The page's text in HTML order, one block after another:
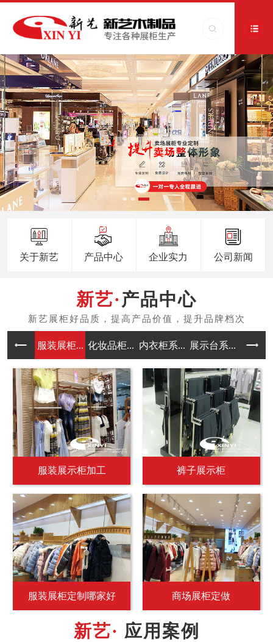
关于新艺 产品中心 企业实力 公司新闻
产品中心
服装展柜... 化妆品柜... 内衣柜系... 展示台系... 中岛
服装展示柜加工 裤子展示柜
服装展柜定制哪家好 商场展柜定做
应用案例